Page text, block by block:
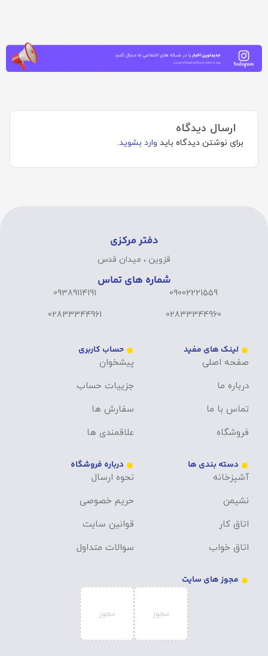
ارسال دیدگاه
برای نوشتن دیدگاه باید وارد بشوید.
دفتر مرکزی
قزوین ، میدان قدس
شماره های تماس
09002221559
02833344960
09389114191
02833344961
لینک های مفید
صفحه اصلی
درباره ما
تماس با ما
فروشگاه
حساب کاربری
پیشخوان
جزییات حساب
سفارش ها
علاقمندی ها
دسته بندی ها
آشپزخانه
نشیمن
اتاق کار
اتاق خواب
درباره فروشگاه
نحوه ارسال
حریم خصوصی
قوانین سایت
سوالات متداول
مجوز های سایت